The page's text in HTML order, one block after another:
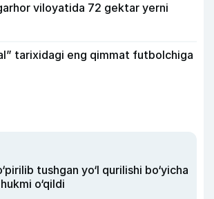
viloyatida 72 gektar yerni
tarixidagi eng qimmat futbolchiga
tushgan yo‘l qurilishi bo‘yicha
o‘qildi